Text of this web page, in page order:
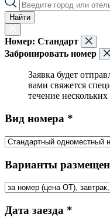
Найти
Номер: Стандарт
Забронировать номер
Заявка будет
вами свяжется
течение
Вид номера *
Варианты
Дата заезда *